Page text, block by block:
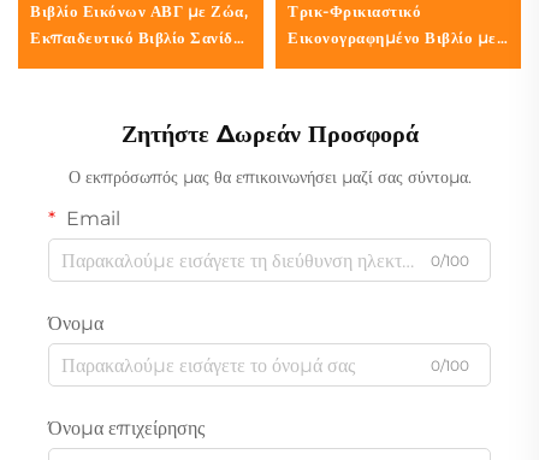
Βιβλίο Εικόνων ΑΒΓ με Ζώα,
Εκπαιδευτικό Βιβλίο Σανίδας
Τρικ-Φρικιαστικό
Εικονογραφημένο Βιβλίο με
Ζητήστε Δωρεάν Προσφορά
Ο εκπρόσωπός μας θα επικοινωνήσει μαζί σας σύντομα.
Email
0/100
Όνομα
0/100
Όνομα επιχείρησης